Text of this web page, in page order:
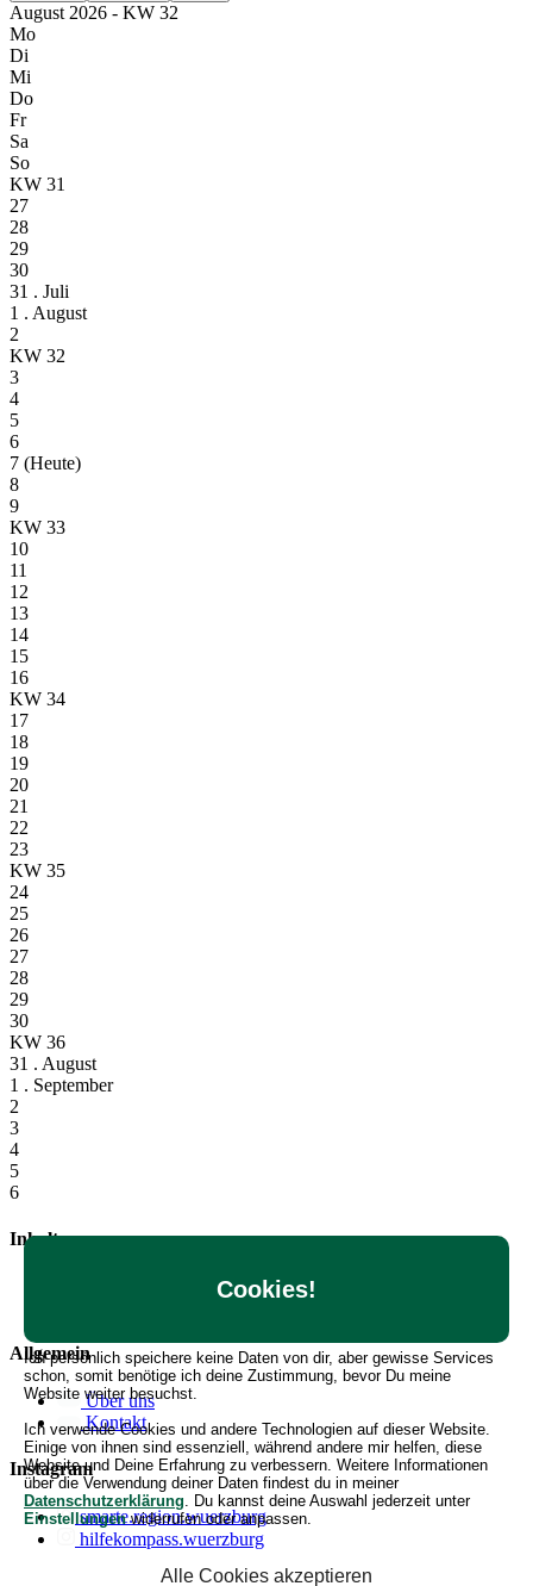
Cookies!
Ich persönlich speichere keine Daten von dir, aber gewisse Services
schon, somit benötige ich deine Zustimmung, bevor Du meine
Website weiter besuchst.
Ich verwende Cookies und andere Technologien auf dieser Website.
Einige von ihnen sind essenziell, während andere mir helfen, diese
Website und Deine Erfahrung zu verbessern. Weitere Informationen
über die Verwendung deiner Daten findest du in meiner
Datenschutzerklärung. Du kannst deine Auswahl jederzeit unter
Einstellungenwiderrufen oder anpassen.
Alle Cookies akzeptieren
August 2026 - KW 32
Mo
Di
Mi
Do
Fr
Sa
So
KW 31
27
28
29
30
31 . Juli
1 . August
2
KW 32
3
4
5
6
7 (Heute)
8
9
KW 33
10
11
12
13
14
15
16
KW 34
17
18
19
20
21
22
23
KW 35
24
25
26
27
28
29
30
KW 36
31 . August
1 . September
2
3
4
5
6
Inhalte
Allgemein
Über uns
Kontakt
Instagram
smarte.region.wuerzburg
hilfekompass.wuerzburg